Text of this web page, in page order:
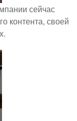
сейчас
контента, своей